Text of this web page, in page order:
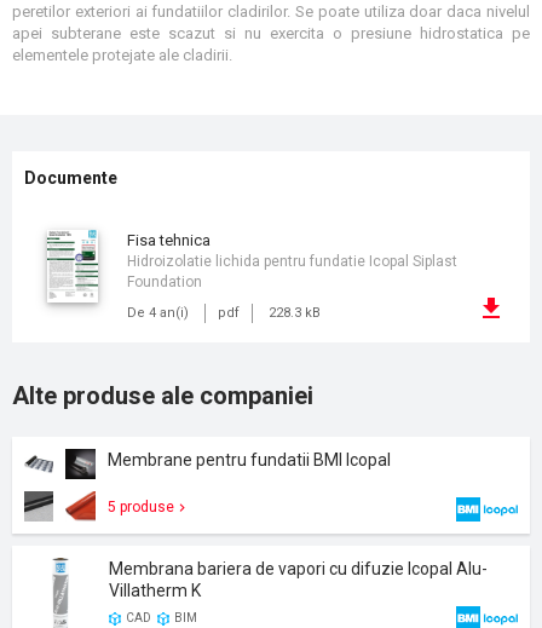
peretilor exteriori ai fundatiilor cladirilor. Se poate utiliza doar daca nivelul
apei subterane este scazut si nu exercita o presiune hidrostatica pe
elementele protejate ale cladirii.
Documente
fisa tehnica
De 4 an(i) pdf 228.3 kB
Hidroizolatie lichida pentru fundatie Icopal Siplast
Foundation
Alte produse ale companiei
Membrane pentru fundatii BMI Icopal
5 produse
Membrana bariera de vapori cu difuzie Icopal Alu-
Villatherm K
CAD BIM